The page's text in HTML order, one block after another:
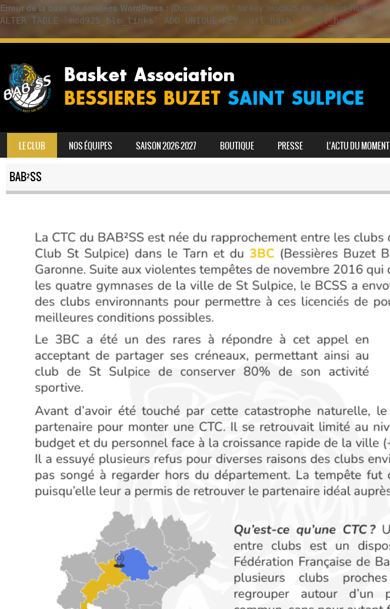
Erreur de la base de données WordPress : [Duplicate entry '' for key 'mod925_blc_links.url_hash']
ALTER TABLE `mod925_blc_links` ADD UNIQUE KEY `url_hash` (`url_hash`)
MENU
SKIP TO CONTENT
LE CLUB NOS ÉQUIPES SAISON 2026-2027 BOUTIQUE PRESSE L’ACTU DU MOMENT
BAB²SS